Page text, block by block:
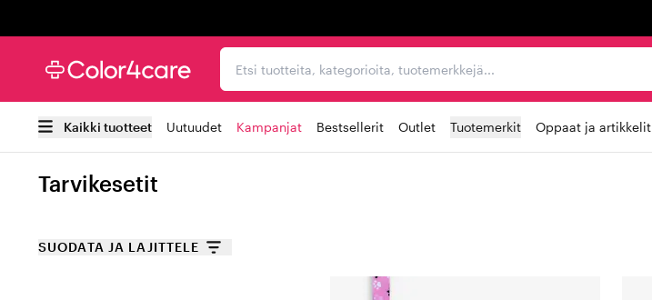
Etsi tuotteita, kategorioita, tuotemerkkejä...
Kaikki tuotteet Uutuudet Kampanjat Bestsellerit Outlet Tuotemerkit Oppaat ja artikkelit
Tarvikesetit
SUODATA JA LAJITTELE